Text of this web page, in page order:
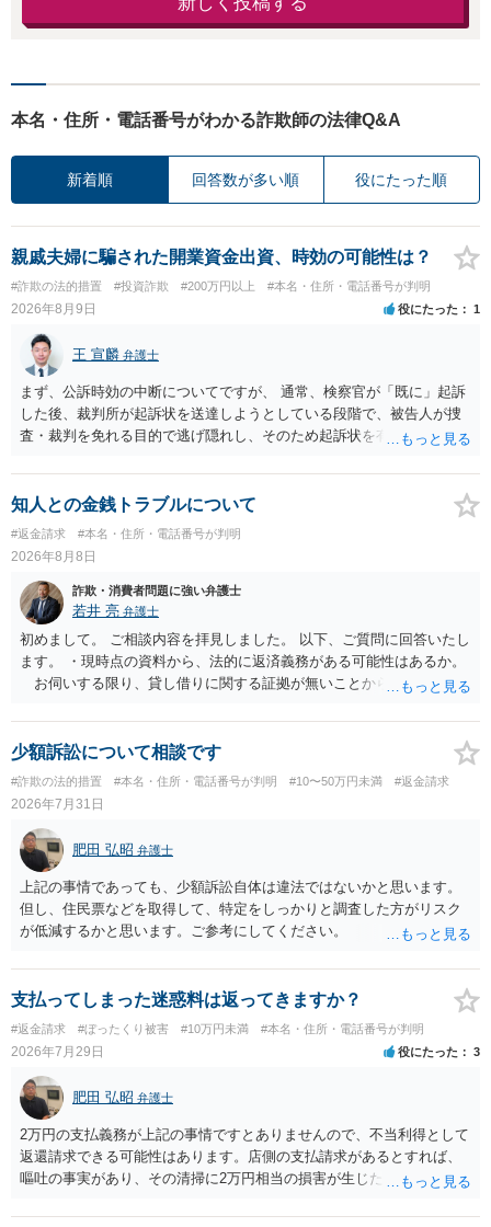
本名・住所・電話番号がわかる詐欺師の法律Q&A
新着順 回答数が多い順 役にたった順
親戚夫婦に騙された開業資金出資、時効の可能性は？
#詐欺の法的措置 #投資詐欺 #200万円以上 #本名・住所・電話番号が判明
2026年8月9日 役にたった 1
王 宣麟 弁護士
まず、公訴時効の中断についてですが、 通常、検察官が「既に」起訴
した後、裁判所が起訴状を送達しようとしている段階で、被告人が捜
査・裁判を免れる目的で逃げ隠れし、そのため起訴状を有効に送達で
この規定によって時効が停止するわけではありません。 その意味で
は、刑事事件化するという部分ではややハードルが高いように見受け
られます。 他方で、相手方の住所等が特定できているのであれば、民
事事件として、損害賠償請求や貸金返還請求等により、裁判所を通じ
て返金を求める方法も考えられますが、結局は相手方に資力があるか
否かにより結論が分かれます。
知人との金銭トラブルについて
#返金請求 #本名・住所・電話番号が判明
2026年8月8日
詐欺・消費者問題に強い弁護士
若井 亮 弁護士
初めまして。 ご相談内容を拝見しました。 以下、ご質問に回答いたし
ます。 ・現時点の資料から、法的に返済義務がある可能性はあるか。
お伺いする限り、貸し借りに関する証拠が無いことから、相手方が
主張や現在の資料を踏まえ、今後どのように対応するのが適切か。
贈与か消費貸借かの争いにおいては、様々な圧力をかけて回収をしよ
うとするケースも散見されます。 ご自身での対応に窮するようであ
れば、代理人を立てることもご検討ください。 ・相手へ送る回答文に
ついてアドバイスをいただけるか。 具体的な回答内容については、
一般的に無料法律相談での対応外になろうかと思います。 法律事務
所にご連絡いただき、対応の可否や費用をご確認ください。
少額訴訟について相談です
#詐欺の法的措置 #本名・住所・電話番号が判明 #10〜50万円未満 #返金請求
2026年7月31日
肥田 弘昭 弁護士
上記の事情であっても、少額訴訟自体は違法ではないかと思います。
但し、住民票などを取得して、特定をしっかりと調査した方がリスク
が低減するかと思います。ご参考にしてください。
支払ってしまった迷惑料は返ってきますか？
#返金請求 #ぼったくり被害 #10万円未満 #本名・住所・電話番号が判明
2026年7月29日 役にたった 3
肥田 弘昭 弁護士
2万円の支払義務が上記の事情ですとありませんので、不当利得として
返還請求できる可能性はあります。店側の支払請求があるとすれば、
嘔吐の事実があり、その清掃に2万円相当の損害が生じた場合です。ご